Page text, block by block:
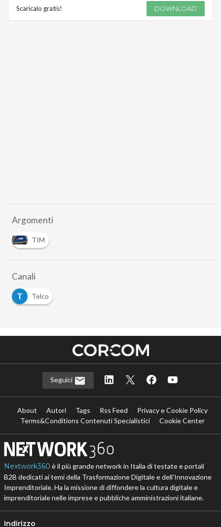
Scaricalo gratis! DOWNLOAD
Argomenti
TIM
Canali
T
Telco
Seguici
About Autori Tags Rss Feed
Privacy e Cookie Policy
Terms&Conditions Contenuti Specialistici
Cookie Center
Nextwork360 è il più grande network in Italia di testate e portali
B2B dedicati ai temi della Trasformazione Digitale e dell’Innovazione
Imprenditoriale. Ha la missione di diffondere la cultura digitale e
imprenditoriale nelle imprese e pubbliche amministrazioni italiane.
Indirizzo